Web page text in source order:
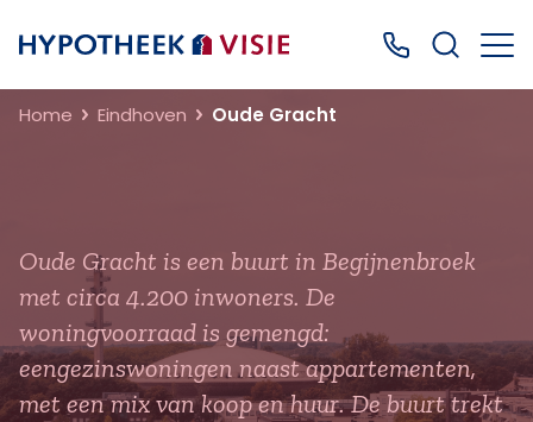
Terug naar home Bel ons: 0499
Home Eindhoven Oude Gracht
Oude Gracht is een buurt in Begijnenbroek
met circa 4.200 inwoners. De
woningvoorraad is gemengd:
eengezinswoningen naast appartementen,
met een mix van koop en huur. De buurt trekt